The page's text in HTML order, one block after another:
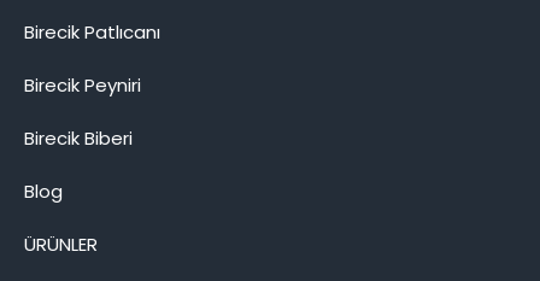
Birecik Patlıcanı
Birecik Peyniri
Birecik Biberi
Blog
ÜRÜNLER